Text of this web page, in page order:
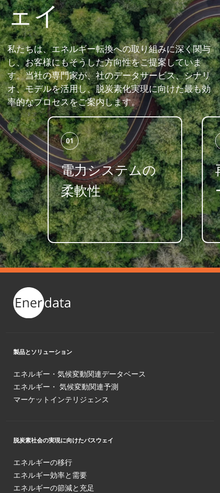
ェイ
私たちは、エネルギー転換への取り組みに深く関与
し、お客様にもそうした方向性をご提案していま
す。当社の専門家が、社のデータサービス、シナリ
オ、モデルを活用し、脱炭素化実現に向けた最も効
率的なプロセスをご案内します。
01
電力システムの
柔軟性
製品とソリューション
エネルギー・気候変動関連データベース
エネルギー・ 気候変動関連予測
マーケットインテリジェンス
脱炭素社会の実現に向けたパスウェイ
エネルギーの移行
エネルギー効率と需要
エネルギーの節減と充足